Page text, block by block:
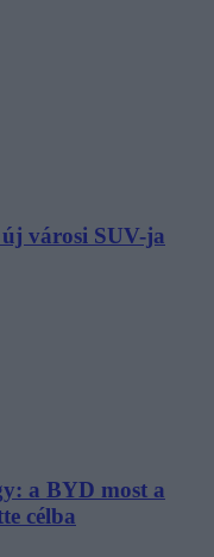
városi SUV-ja
a BYD most a
célba